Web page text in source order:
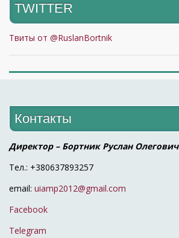
TWITTER
Твиты от @RuslanBortnik
Контакты
Директор – Бортник Руслан Олегович
Тел.: +380637893257
email: uiamp2012@gmail.com
Facebook
Telegram